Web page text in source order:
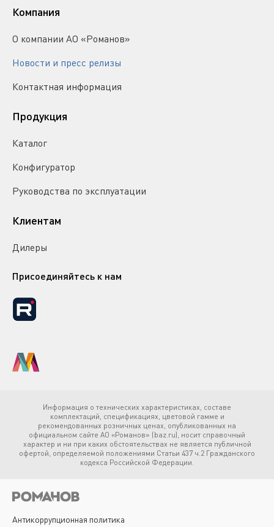
Компания
О компании АО «Романов»
Новости и пресс релизы
Контактная информация
Продукция
Каталог
Конфигуратор
Руководства по эксплуатации
Клиентам
Дилеры
Присоединяйтесь к нам
Информация о технических характеристиках, составе
комплектаций, спецификациях, цветовой гамме и
рекомендованных розничных ценах, опубликованных на
официальном сайте АО «Романов» (baz.ru), носит справочный
характер и ни при каких обстоятельствах не является публичной
офертой, определяемой положениями Статьи 437 ч.2 Гражданского
кодекса Российской Федерации.
Антикоррупционная политика